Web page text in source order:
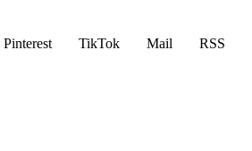
Pinterest TikTok Mail
RSS